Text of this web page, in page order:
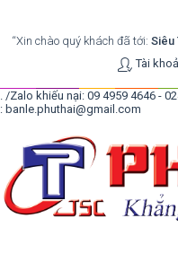
“Xin chào quý khách đã tới: Siêu
Tài
. /Zalo khiếu nại: 09 4959 4646 -
: banle.phuthai@gmail.com